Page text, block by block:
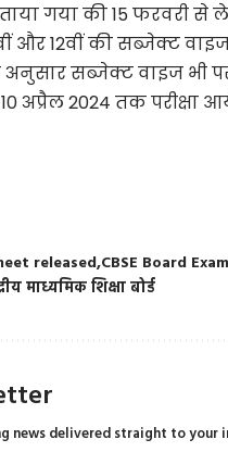
गया की 15 फरवरी से
और 12वीं की सब्जेक्ट
अनुसार सब्जेक्ट वाइज भी
अप्रैल 2024 तक परीक्षा
released CBSE Board
माध्यमिक शिक्षा बोर्ड
news delivered straight to your